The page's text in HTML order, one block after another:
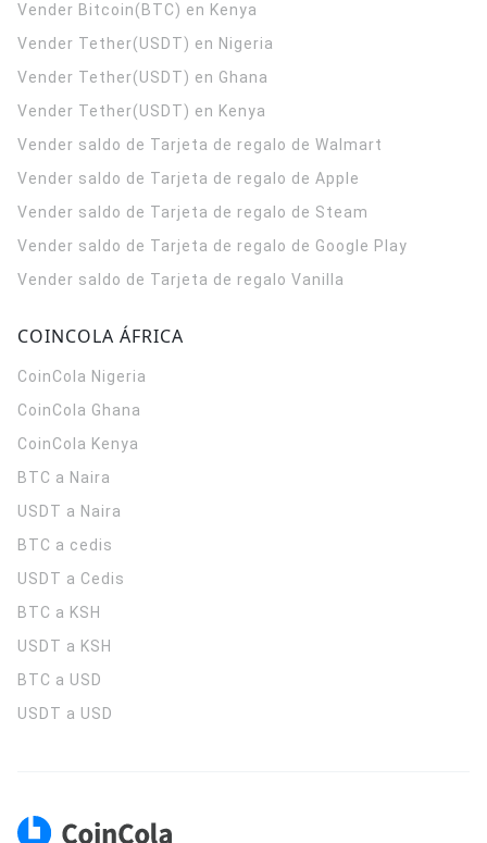
Vender Bitcoin(BTC) en Kenya
Vender Tether(USDT) en Nigeria
Vender Tether(USDT) en Ghana
Vender Tether(USDT) en Kenya
Vender saldo de Tarjeta de regalo de Walmart
Vender saldo de Tarjeta de regalo de Apple
Vender saldo de Tarjeta de regalo de Steam
Vender saldo de Tarjeta de regalo de Google Play
Vender saldo de Tarjeta de regalo Vanilla
COINCOLA ÁFRICA
CoinCola Nigeria
CoinCola Ghana
CoinCola Kenya
BTC a Naira
USDT a Naira
BTC a cedis
USDT a Cedis
BTC a KSH
USDT a KSH
BTC a USD
USDT a USD